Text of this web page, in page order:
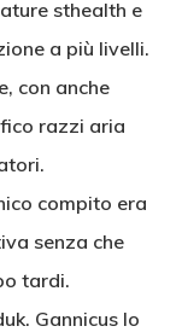
sthealth e
a più livelli.
con anche
razzi aria
compito era
senza che
tardi.
Gannicus lo